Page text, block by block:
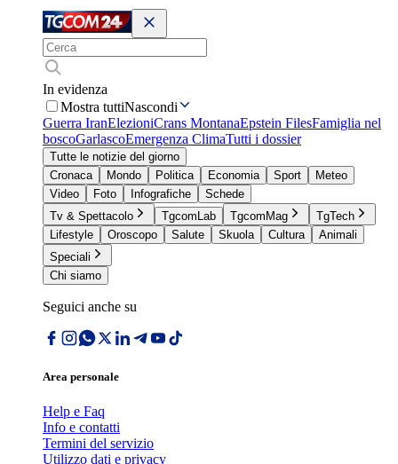
In evidenza
Mostra tuttiNascondi
Guerra IranElezioniCrans MontanaEpstein FilesFamiglia nel
boscoGarlascoEmergenza ClimaTutti i dossier
Tutte le notizie del giorno
Cronaca
Mondo Politica Economia Sport
Meteo
Video
Foto Infografiche
Schede
Tv & Spettacolo
TgcomLab TgcomMag
TgTech
Lifestyle
Oroscopo Salute Skuola Cultura
Animali
Speciali
Chi siamo
Seguici anche su
Area personale
Help e Faq
Info e contatti
Termini del servizio
Utilizzo dati e privacy